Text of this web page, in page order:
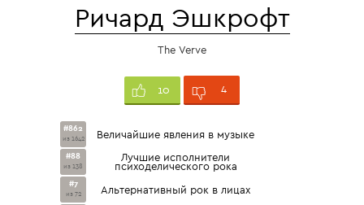
Ричард Эшкрофт
The Verve
10 4
#862
из 1642 Величайшие явления в музыке
#88
из 138
Лучшие исполнители
психоделического рока
#7
из 72 Альтернативный рок в лицах